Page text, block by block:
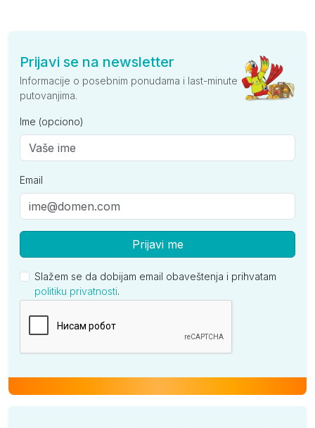
Prijavi se na newsletter
Informacije o posebnim ponudama i last-minute
putovanjima.
Ime (opciono)
Email
Prijavi me
Slažem se da dobijam email obaveštenja i prihvatam
politiku privatnosti.